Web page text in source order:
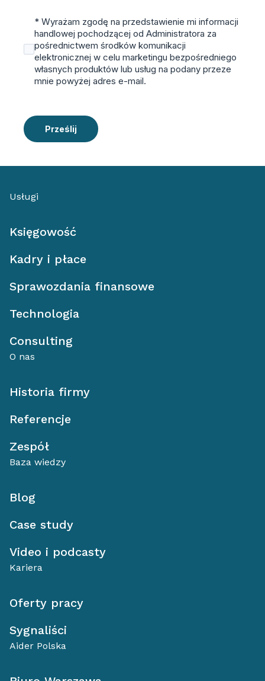
* Wyrażam zgodę na przedstawienie mi informacji
handlowej pochodzącej od Administratora za
pośrednictwem środków komunikacji
elektronicznej w celu marketingu bezpośredniego
własnych produktów lub usług na podany przeze
mnie powyżej adres e-mail.
Prześlij
Usługi
Księgowość
Kadry i płace
Sprawozdania finansowe
Technologia
Consulting
O nas
Historia firmy
Referencje
Zespół
Baza wiedzy
Blog
Case study
Video i podcasty
Kariera
Oferty pracy
Sygnaliści
Aider Polska